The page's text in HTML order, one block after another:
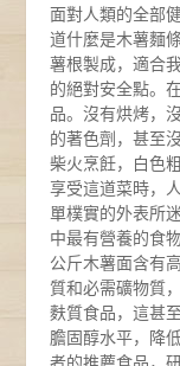
面對人類的全部
道什麼是木薯麵
薯根製成，適合
的絕對安全點。
品。沒有烘烤，
的著色劑，甚至
柴火烹飪，白色
享受這道菜時，
單樸實的外表所
中最有營養的食
公斤木薯面含有
質和必需礦物質
麩質食品，這甚
膽固醇水平，降